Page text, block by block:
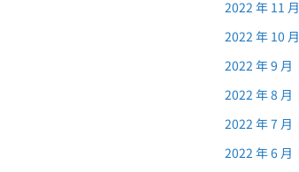
2022 年 11 月
2022 年 10 月
2022 年 9 月
2022 年 8 月
2022 年 7 月
2022 年 6 月